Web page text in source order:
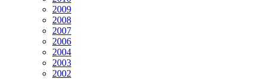
2009
2008
2007
2006
2004
2003
2002